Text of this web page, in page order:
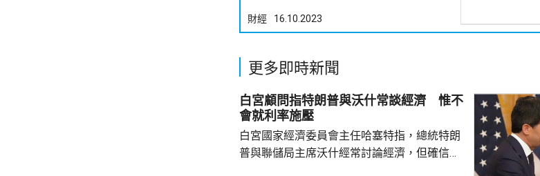
財經 16.10.2023
更多即時新聞
白宮顧問指特朗普與沃什常談經濟 惟不
會就利率施壓
白宮國家經濟委員會主任哈塞特指，總統特朗
普與聯儲局主席沃什經常討論經濟，但確信特